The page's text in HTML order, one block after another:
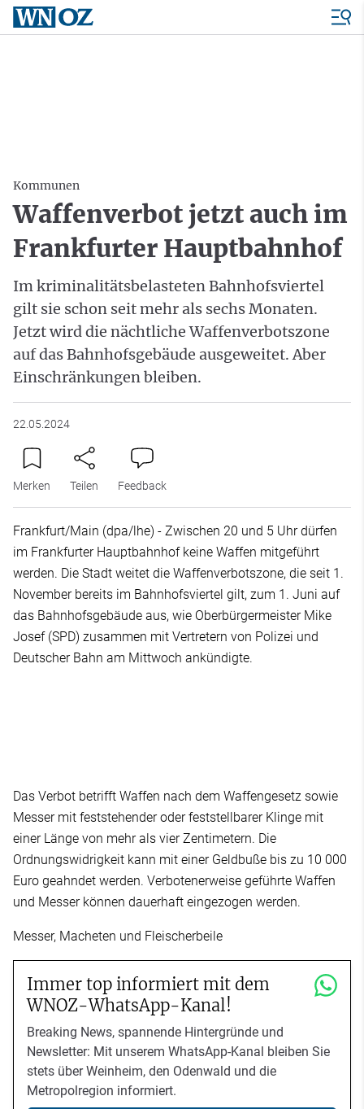
Kommunen
Waffenverbot jetzt auch im
Frankfurter Hauptbahnhof
Im kriminalitätsbelasteten Bahnhofsviertel
gilt sie schon seit mehr als sechs Monaten.
Jetzt wird die nächtliche Waffenverbotszone
auf das Bahnhofsgebäude ausgeweitet. Aber
Einschränkungen bleiben.
22.05.2024
Merken Teilen Feedback
Frankfurt/Main (dpa/lhe) - Zwischen 20 und 5 Uhr dürfen
im Frankfurter Hauptbahnhof keine Waffen mitgeführt
werden. Die Stadt weitet die Waffenverbotszone, die seit 1.
November bereits im Bahnhofsviertel gilt, zum 1. Juni auf
das Bahnhofsgebäude aus, wie Oberbürgermeister Mike
Josef (SPD) zusammen mit Vertretern von Polizei und
Deutscher Bahn am Mittwoch ankündigte.
Das Verbot betrifft Waffen nach dem Waffengesetz sowie
Messer mit feststehender oder feststellbarer Klinge mit
einer Länge von mehr als vier Zentimetern. Die
Ordnungswidrigkeit kann mit einer Geldbuße bis zu 10 000
Euro geahndet werden. Verbotenerweise geführte Waffen
und Messer können dauerhaft eingezogen werden.
Messer, Macheten und Fleischerbeile
Immer top informiert mit dem
WNOZ-WhatsApp-Kanal!
Breaking News, spannende Hintergründe und
Newsletter: Mit unserem WhatsApp-Kanal bleiben Sie
stets über Weinheim, den Odenwald und die
Metropolregion informiert.